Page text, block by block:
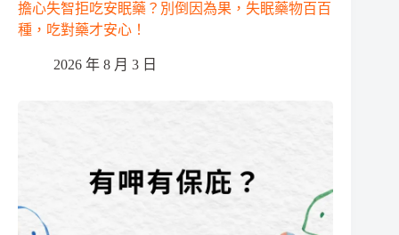
擔心失智拒吃安眠藥？別倒因為果，失眠藥物百百
種，吃對藥才安心！
2026 年 8 月 3 日